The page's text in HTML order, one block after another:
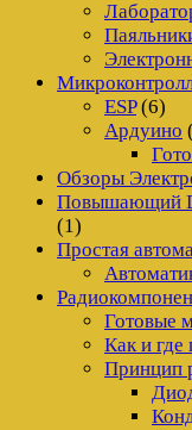
ESP(6)
Ардуино
Обзоры
Повышающий
(1)
Простая
Готовые
Как и где
Принцип